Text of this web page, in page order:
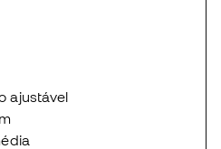
ajustável